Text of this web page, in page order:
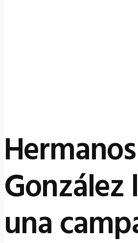
Hermanos
González
una